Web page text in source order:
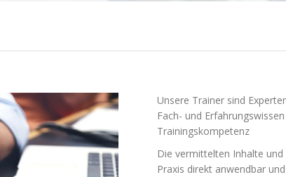
Unsere Trainer sind
Fach- und
Trainingskompetenz
Die vermittelten Inhalte
Praxis direkt anwendbar